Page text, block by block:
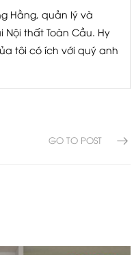
Hằng, quản lý và
Nội thất Toàn Cầu. Hy
tôi có ích với quý anh
GO TO POST